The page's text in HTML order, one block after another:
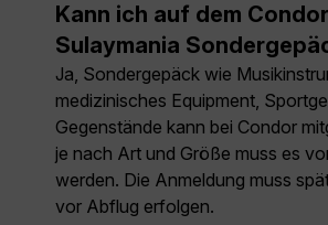
Kann ich auf dem
Sulaymania
Ja, Sondergepäck wie
medizinisches Equipment,
Gegenstände kann bei Condor
je nach Art und Größe muss es
werden. Die Anmeldung muss
vor Abflug erfolgen.